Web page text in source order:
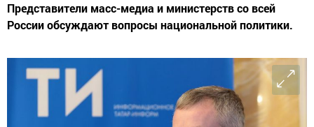
Представители масс-медиа и министерств со всей
России обсуждают вопросы национальной политики.